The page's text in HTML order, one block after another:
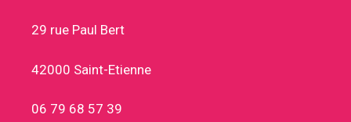
29 rue Paul Bert
42000 Saint-Etienne
06 79 68 57 39